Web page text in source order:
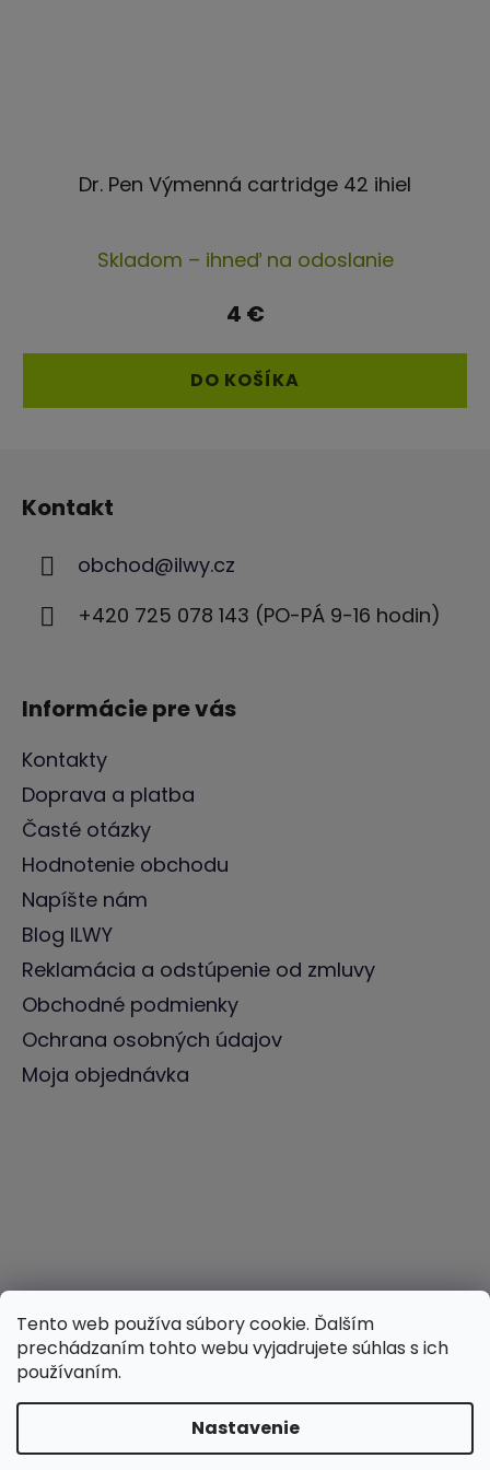
Tento web používa súbory cookie. Ďalším
prechádzaním tohto webu vyjadrujete súhlas s ich
používaním.
Nastavenie
Dr. Pen Výmenná cartridge 42 ihiel
hodnotenie
produktu
5,0
z
Skladom – ihneď na odoslanie
4 €
DO KOŠÍKA
Kontakt
obchod@ilwy.cz
+420 725 078 143 (PO-PÁ 9-16 hodin)
Informácie pre vás
Kontakty
Doprava a platba
Časté otázky
Hodnotenie obchodu
Napíšte nám
Blog ILWY
Reklamácia a odstúpenie od zmluvy
Obchodné podmienky
Ochrana osobných údajov
Moja objednávka